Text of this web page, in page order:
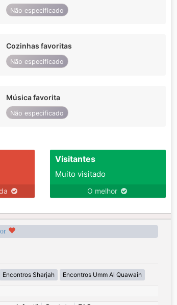
Não especificado
Cozinhas favoritas
Não especificado
Música favorita
Não especificado
Visitantes
Muito visitado
O melhor
Encontros Sharjah Encontros Umm Al Quawain